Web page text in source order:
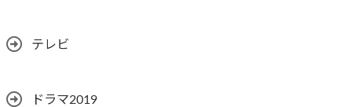
テレビ
ドラマ2019